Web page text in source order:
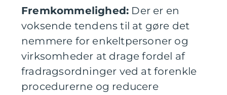
Fremkommelighed: Der er en
voksende tendens til at gøre det
nemmere for enkeltpersoner og
virksomheder at drage fordel af
fradragsordninger ved at forenkle
procedurerne og reducere